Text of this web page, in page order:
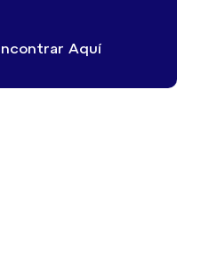
Aquí